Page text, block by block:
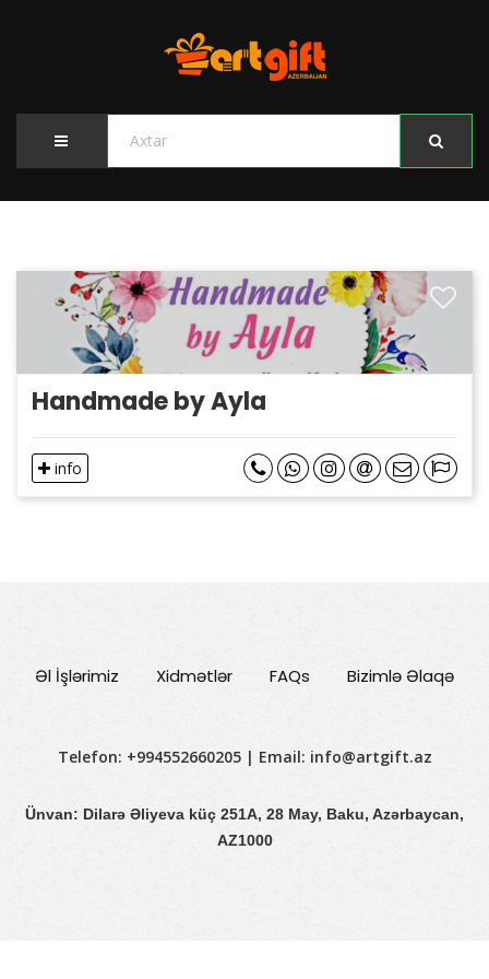
Handmade by Ayla
info
Əl İşlərimiz Xidmətlər FAQs Bizimlə Əlaqə
Telefon: +994552660205 | Email: info@artgift.az
Ünvan: Dilarə Əliyeva küç 251A, 28 May, Baku, Azərbaycan,
AZ1000